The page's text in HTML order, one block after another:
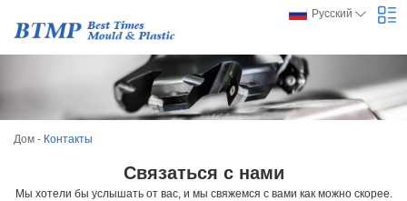
Русский
Дом - Контакты
Связаться с нами
Мы хотели бы услышать от вас, и мы свяжемся с вами как можно скорее.